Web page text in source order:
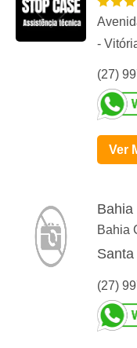
-
(27)
Ver
Bahia
Bahia
(27)